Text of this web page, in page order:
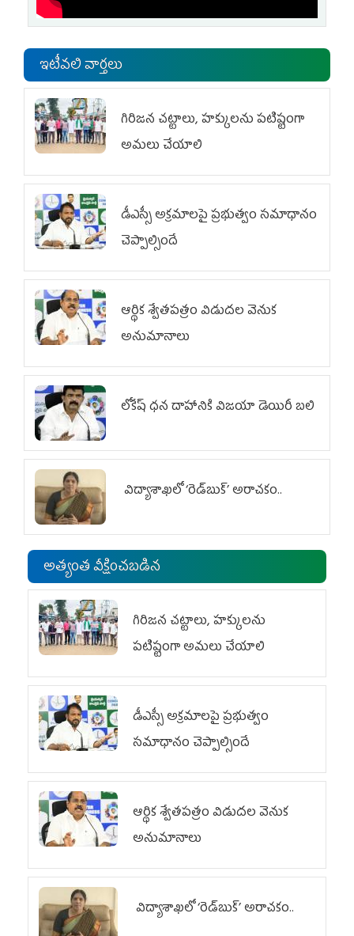
ఇటీవలి వార్తలు
గిరిజన చట్టాలు, హక్కులను పటిష్టంగా
అమలు చేయాలి
డీఎస్సీ అక్రమాలపై ప్రభుత్వం సమాధానం
చెప్పాల్సిందే
ఆర్థిక శ్వేతపత్రం విడుదల వెనుక
అనుమానాలు
లోకేష్ ధ‌న దాహానికి విజ‌యా డెయిరీ బ‌లి
విద్యాశాఖలో ‘రెడ్‌బుక్’ అరాచకం..
అత్యంత వీక్షించబడిన
గిరిజన చట్టాలు, హక్కులను
పటిష్టంగా అమలు చేయాలి
డీఎస్సీ అక్రమాలపై ప్రభుత్వం
సమాధానం చెప్పాల్సిందే
ఆర్థిక శ్వేతపత్రం విడుదల వెనుక
అనుమానాలు
విద్యాశాఖలో ‘రెడ్‌బుక్’ అరాచకం..